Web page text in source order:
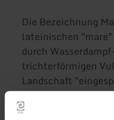
Die Bezeichnung
lateinischen
durch
trichterförmigen
Landschaft
schüsselartige